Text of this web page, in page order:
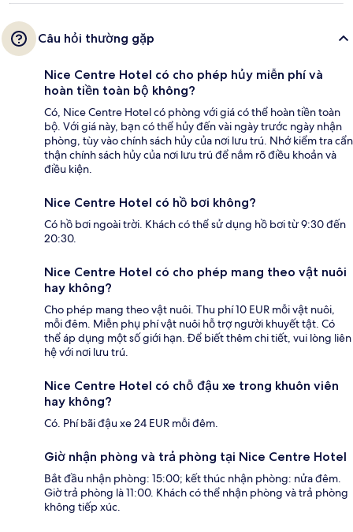
Câu hỏi thường gặp
Nice Centre Hotel có cho phép hủy miễn phí và
hoàn tiền toàn bộ không?
Có, Nice Centre Hotel có phòng với giá có thể hoàn tiền toàn
bộ. Với giá này, bạn có thể hủy đến vài ngày trước ngày nhận
phòng, tùy vào chính sách hủy của nơi lưu trú. Nhớ kiểm tra cẩn
thận chính sách hủy của nơi lưu trú để nắm rõ điều khoản và
điều kiện.
Nice Centre Hotel có hồ bơi không?
Có hồ bơi ngoài trời. Khách có thể sử dụng hồ bơi từ 9:30 đến
20:30.
Nice Centre Hotel có cho phép mang theo vật nuôi
hay không?
Cho phép mang theo vật nuôi. Thu phí 10 EUR mỗi vật nuôi,
mỗi đêm. Miễn phụ phí vật nuôi hỗ trợ người khuyết tật. Có
thể áp dụng một số giới hạn. Để biết thêm chi tiết, vui lòng liên
hệ với nơi lưu trú.
Nice Centre Hotel có chỗ đậu xe trong khuôn viên
hay không?
Có. Phí bãi đậu xe 24 EUR mỗi đêm.
Giờ nhận phòng và trả phòng tại Nice Centre Hotel
Bắt đầu nhận phòng: 15:00; kết thúc nhận phòng: nửa đêm.
Giờ trả phòng là 11:00. Khách có thể nhận phòng và trả phòng
không tiếp xúc.